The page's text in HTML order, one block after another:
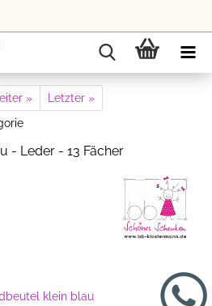
»
Letzter »
- Leder - 13 Fächer